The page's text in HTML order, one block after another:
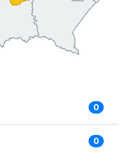
0
0